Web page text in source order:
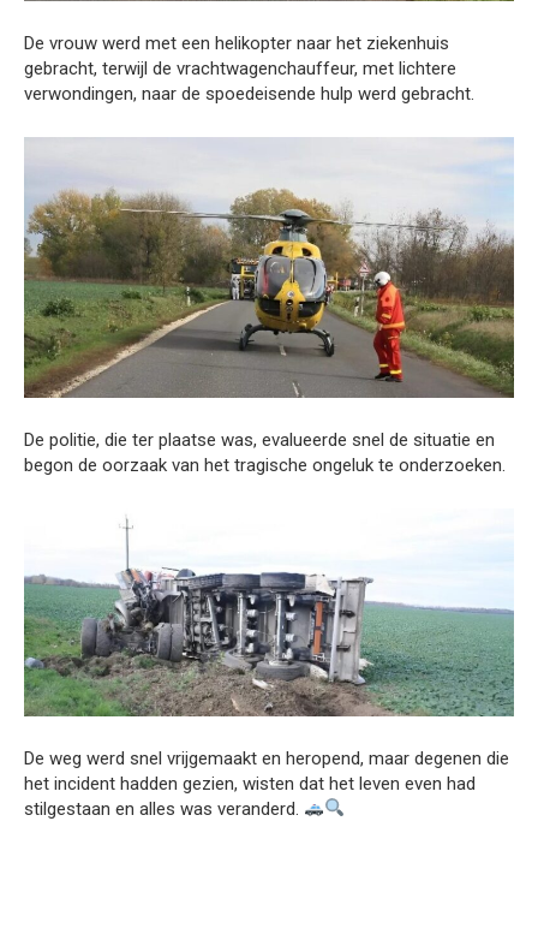
De vrouw werd met een helikopter naar het ziekenhuis
gebracht, terwijl de vrachtwagenchauffeur, met lichtere
verwondingen, naar de spoedeisende hulp werd gebracht.
De politie, die ter plaatse was, evalueerde snel de situatie en
begon de oorzaak van het tragische ongeluk te onderzoeken.
De weg werd snel vrijgemaakt en heropend, maar degenen die
het incident hadden gezien, wisten dat het leven even had
stilgestaan en alles was veranderd.